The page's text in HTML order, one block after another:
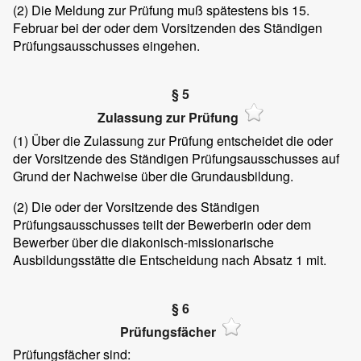
(2) Die Meldung zur Prüfung muß spätestens bis 15.
Februar bei der oder dem Vorsitzenden des Ständigen
Prüfungsausschusses eingehen.
§ 5
Zulassung zur Prüfung
(1) Über die Zulassung zur Prüfung entscheidet die oder
der Vorsitzende des Ständigen Prüfungsausschusses auf
Grund der Nachweise über die Grundausbildung.
(2) Die oder der Vorsitzende des Ständigen
Prüfungsausschusses teilt der Bewerberin oder dem
Bewerber über die diakonisch-missionarische
Ausbildungsstätte die Entscheidung nach Absatz 1 mit.
§ 6
Prüfungsfächer
Prüfungsfächer sind: